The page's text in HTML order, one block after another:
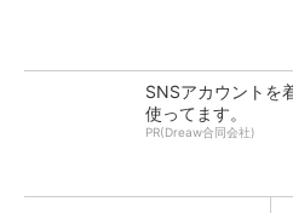
SNSアカウントを
使ってます。
PR(Dreaw合同会社)